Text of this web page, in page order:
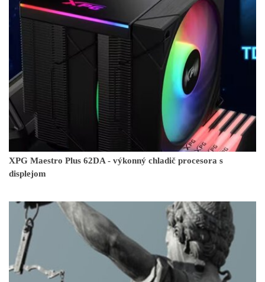
XPG Maestro Plus 62DA - výkonný chladič procesora s
displejom